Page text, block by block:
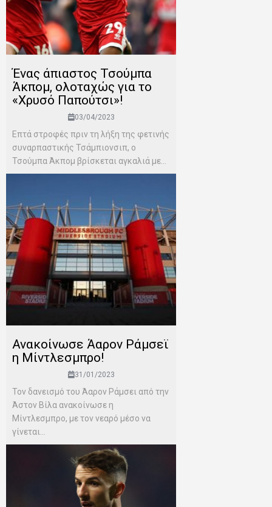
Ένας άπιαστος Τσούμπα
Άκπομ, ολοταχώς για το
«Χρυσό Παπούτσι»!
03/04/2023
Επτά στροφές πριν τη λήξη της φετινής
συναρπαστικής Τσάμπιονσιπ, ο
Τσούμπα Άκπομ βρίσκεται αγκαλιά με...
Ανακοίνωσε Άαρον Ράμσεϊ
η Μίντλεσμπρο!
31/01/2023
Τον δανεισμό του Άαρον Ράμσει από την
Άστον Βίλα ανακοίνωσε η
Μίντλεσμπρο, με τον νεαρό μέσο να
γίνεται...